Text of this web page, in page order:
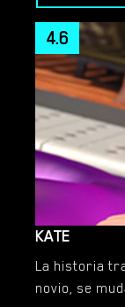
disfrutar de
que anhelan?
KATE
4.6
La historia
novio, se